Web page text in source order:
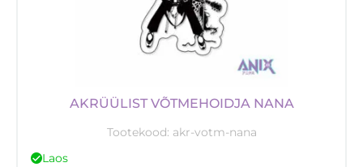
AKRÜÜLIST VÕTMEHOIDJA NANA
Tootekood: akr-votm-nana
Laos